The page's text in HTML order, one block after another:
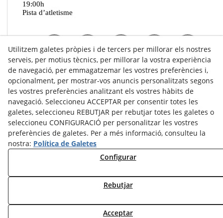
19:00h
Pista d’atletisme
Utilitzem galetes pròpies i de tercers per millorar els nostres
serveis, per motius tècnics, per millorar la vostra experiència
de navegació, per emmagatzemar les vostres preferències i,
opcionalment, per mostrar-vos anuncis personalitzats segons
les vostres preferències analitzant els vostres hàbits de
navegació. Seleccioneu ACCEPTAR per consentir totes les
galetes, seleccioneu REBUTJAR per rebutjar totes les galetes o
seleccioneu CONFIGURACIÓ per personalitzar les vostres
preferències de galetes. Per a més informació, consulteu la
nostra: Política de Galetes
Configurar
Rebutjar
Acceptar